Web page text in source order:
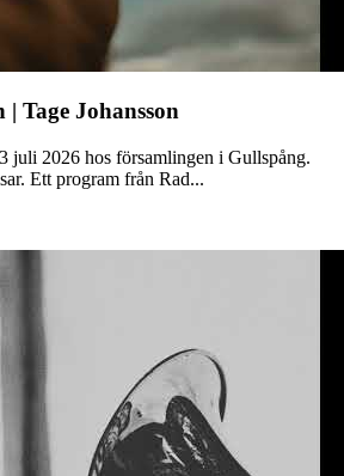
Tage Johansson
juli 2026 hos församlingen i Gullspång.
Ett program från Rad...